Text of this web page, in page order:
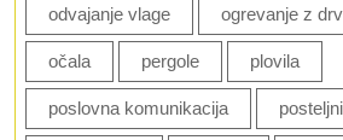
odvajanje vlage ogrevanje z
očala pergole plovila
poslovna komunikacija